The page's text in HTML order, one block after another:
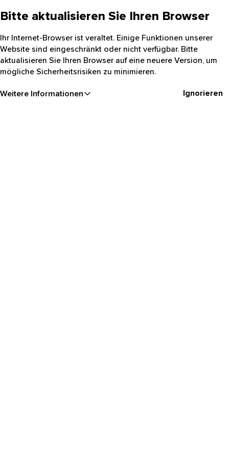
Bitte aktualisieren Sie Ihren Browser
Ihr Internet-Browser ist veraltet. Einige Funktionen unserer
Website sind eingeschränkt oder nicht verfügbar. Bitte
aktualisieren Sie Ihren Browser auf eine neuere Version, um
mögliche Sicherheitsrisiken zu minimieren.
Weitere Informationen Ignorieren